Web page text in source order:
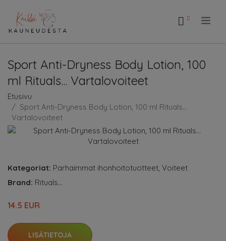
Sport Anti-Dryness Body Lotion, 100
ml Rituals... Vartalovoiteet
Etusivu
Sport Anti-Dryness Body Lotion, 100 ml Rituals...
Vartalovoiteet
Kategoriat: Parhaimmat ihonhoitotuotteet, Voiteet
Brand: Rituals...
14.5 EUR
LISÄTIETOJA